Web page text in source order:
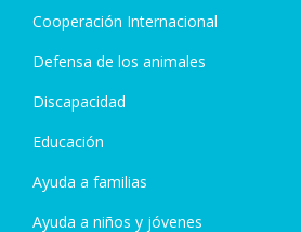
Cooperación Internacional
Defensa de los animales
Discapacidad
Educación
Ayuda a familias
Ayuda a niños y jóvenes